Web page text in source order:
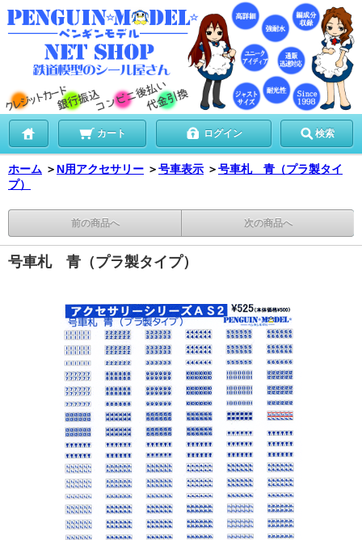
カート ログイン 検索
ホーム ＞ N用アクセサリー ＞号車表示 ＞号車札 青（プラ製タイ
プ）
前の商品へ 次の商品へ
号車札 青（プラ製タイプ）